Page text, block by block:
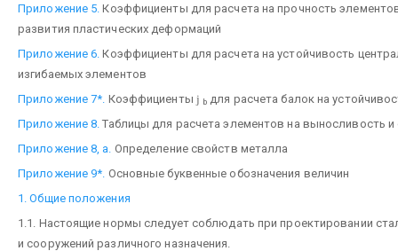
Приложение 5. Коэффициенты для расчета на прочность
развития пластических деформаций
Приложение 6. Коэффициенты для расчета на устойчивость
изгибаемых элементов
Приложение 7*. Коэффициенты j b для расчета балок на
Приложение 8. Таблицы для расчета элементов на выносливость и
Приложение 8, а. Определение свойств металла
Приложение 9*. Основные буквенные обозначения величин
1. Общие положения
1.1. Настоящие нормы следует соблюдать при проектировании
и сооружений различного назначения.